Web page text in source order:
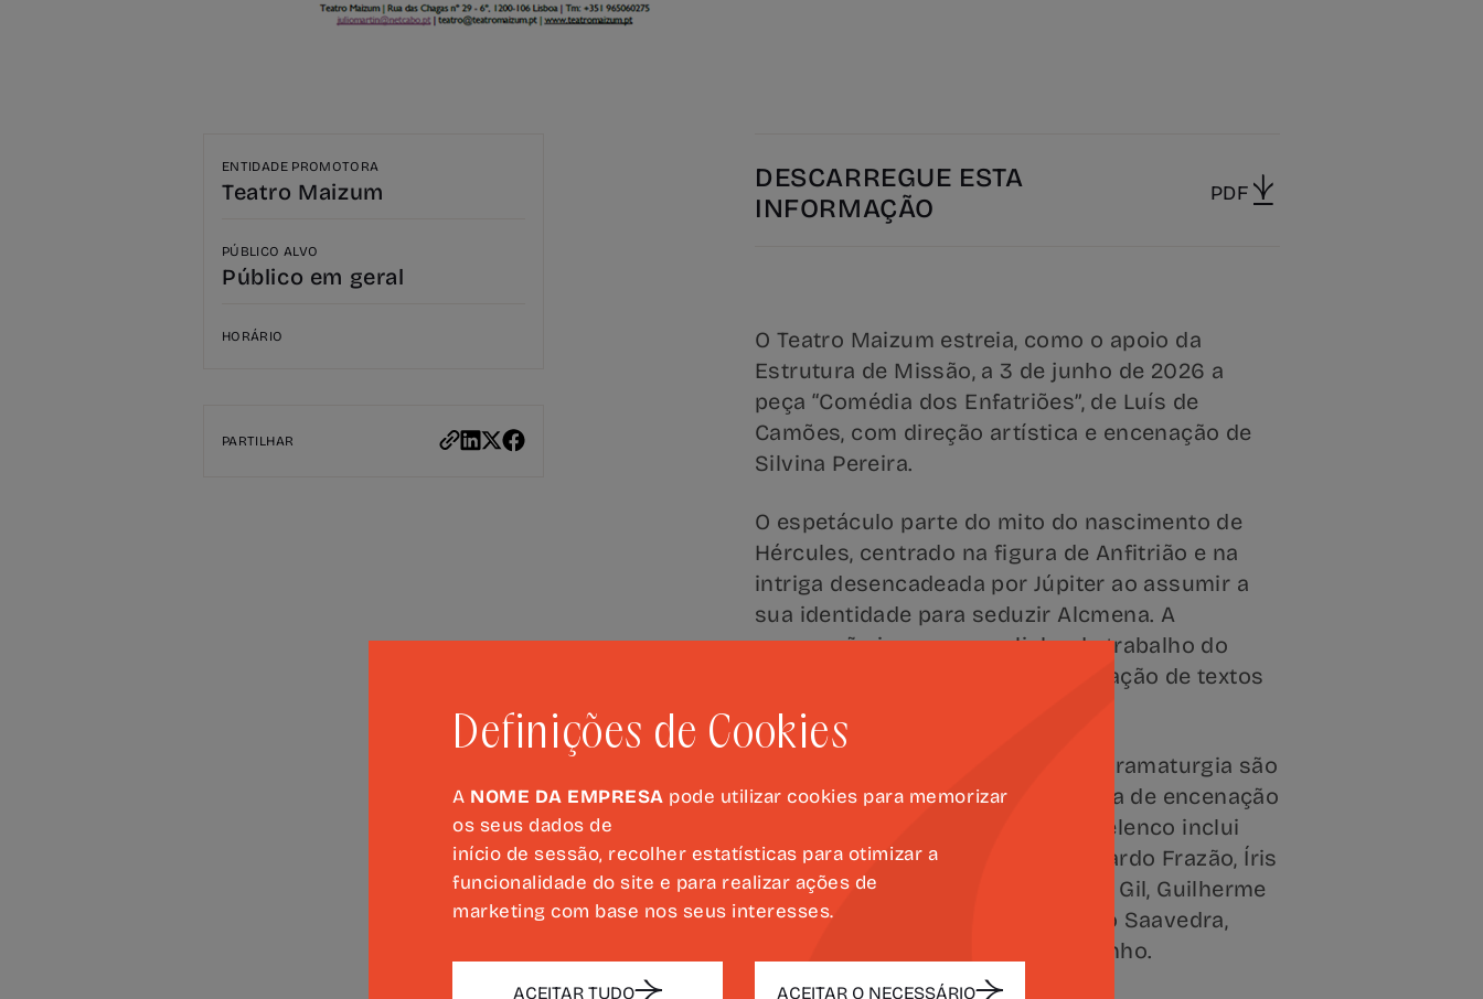
ENTIDADE PROMOTORA
Teatro Maizum
PÚBLICO ALVO
Público em geral
HORÁRIO
PARTILHAR
DESCARREGUE ESTA
INFORMAÇÃO
PDF
O Teatro Maizum estreia, como o apoio da
Estrutura de Missão, a 3 de junho de 2026 a
peça “Comédia dos Enfatriões”, de Luís de
Camões, com direção artística e encenação de
Silvina Pereira.
O espetáculo parte do mito do nascimento de
Hércules, centrado na figura de Anfitrião e na
intriga desencadeada por Júpiter ao assumir a
sua identidade para seduzir Alcmena. A
encenação insere-se na linha de trabalho do
Teatro Maizum dedicada à revisitação de textos
clássicos portugueses.
A direção artística, encenação e dramaturgia são
de Silvina Pereira, com assistência de encenação
de Margarida Rosa Rodrigues. O elenco inclui
Henrique Gomes, Susana Sá, Eduardo Frazão, Íris
Runa, Paulo Lages, Henrique Maio Gil, Guilherme
Lima Bastos, Tiago Almeida, Pedro Saavedra,
Gabriel de Castilho e Filipe Proetinho.
Definições de Cookies
A NOME DA EMPRESA pode utilizar cookies para memorizar
os seus dados de
início de sessão, recolher estatísticas para otimizar a
funcionalidade do site e para realizar ações de
marketing com base nos seus interesses.
ACEITAR TUDO ACEITAR O NECESSÁRIO